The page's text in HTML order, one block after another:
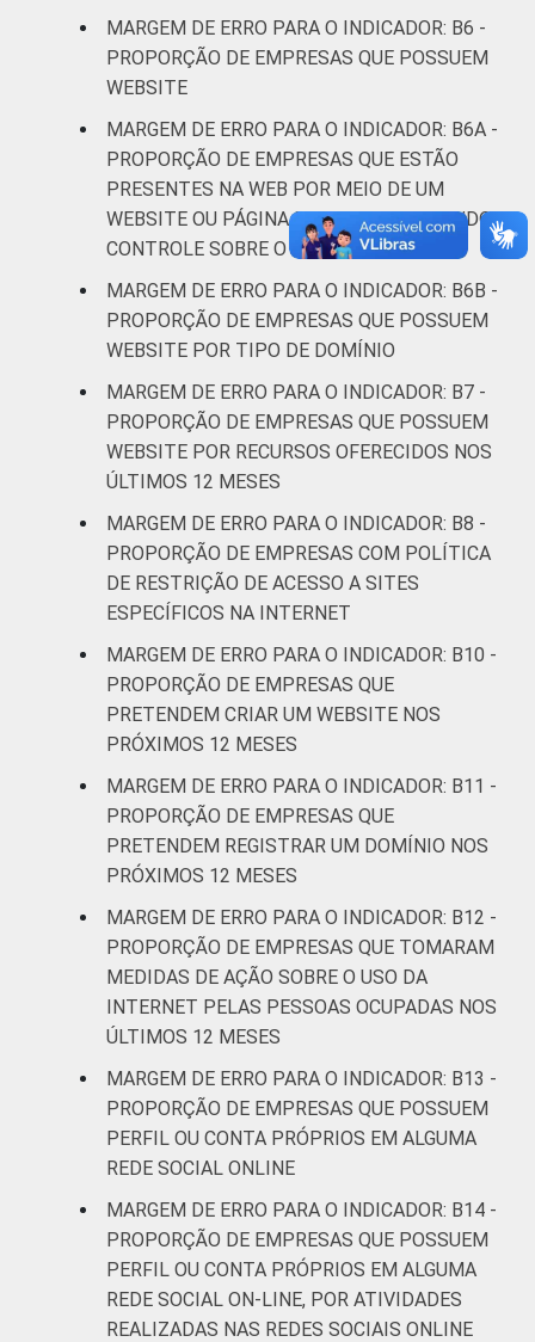
* Base: 6944 empresas que declararam ter
acesso à Internet, com 10 ou mais pessoas
segmentos da CNAE 2.0 (C, F, G, H, I, J, L, M,
N, R e S). Estimativa: 481770 empresas.
Respostas estimuladas. Dados coletados
entre setembro de 2014 e março de 2015.
Fonte: NIC.br - set 2014 / mar 2015
MARGEM DE ERRO PARA O INDICADOR: B6 -
PROPORÇÃO DE EMPRESAS QUE POSSUEM
WEBSITE
MARGEM DE ERRO PARA O INDICADOR: B6A -
PROPORÇÃO DE EMPRESAS QUE ESTÃO
PRESENTES NA WEB POR MEIO DE UM
WEBSITE OU PÁGINA DE TERCEIROS TENDO
CONTROLE SOBRE O CONTEÚDO
MARGEM DE ERRO PARA O INDICADOR: B6B -
PROPORÇÃO DE EMPRESAS QUE POSSUEM
WEBSITE POR TIPO DE DOMÍNIO
MARGEM DE ERRO PARA O INDICADOR: B7 -
PROPORÇÃO DE EMPRESAS QUE POSSUEM
WEBSITE POR RECURSOS OFERECIDOS NOS
ÚLTIMOS 12 MESES
MARGEM DE ERRO PARA O INDICADOR: B8 -
PROPORÇÃO DE EMPRESAS COM POLÍTICA
DE RESTRIÇÃO DE ACESSO A SITES
ESPECÍFICOS NA INTERNET
MARGEM DE ERRO PARA O INDICADOR: B10 -
PROPORÇÃO DE EMPRESAS QUE
PRETENDEM CRIAR UM WEBSITE NOS
PRÓXIMOS 12 MESES
MARGEM DE ERRO PARA O INDICADOR: B11 -
PROPORÇÃO DE EMPRESAS QUE
PRETENDEM REGISTRAR UM DOMÍNIO NOS
PRÓXIMOS 12 MESES
MARGEM DE ERRO PARA O INDICADOR: B12 -
PROPORÇÃO DE EMPRESAS QUE TOMARAM
MEDIDAS DE AÇÃO SOBRE O USO DA
INTERNET PELAS PESSOAS OCUPADAS NOS
ÚLTIMOS 12 MESES
MARGEM DE ERRO PARA O INDICADOR: B13 -
PROPORÇÃO DE EMPRESAS QUE POSSUEM
PERFIL OU CONTA PRÓPRIOS EM ALGUMA
REDE SOCIAL ONLINE
MARGEM DE ERRO PARA O INDICADOR: B14 -
PROPORÇÃO DE EMPRESAS QUE POSSUEM
PERFIL OU CONTA PRÓPRIOS EM ALGUMA
REDE SOCIAL ON-LINE, POR ATIVIDADES
REALIZADAS NAS REDES SOCIAIS ONLINE